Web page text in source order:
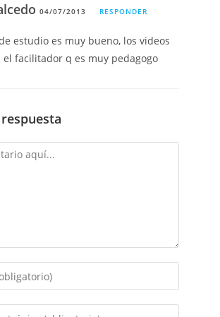
04/07/2013 RESPONDER
estudio es muy bueno, los videos
facilitador q es muy pedagogo